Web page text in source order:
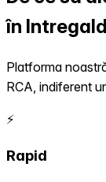
în
Platforma
RCA, indiferent
⚡
Rapid